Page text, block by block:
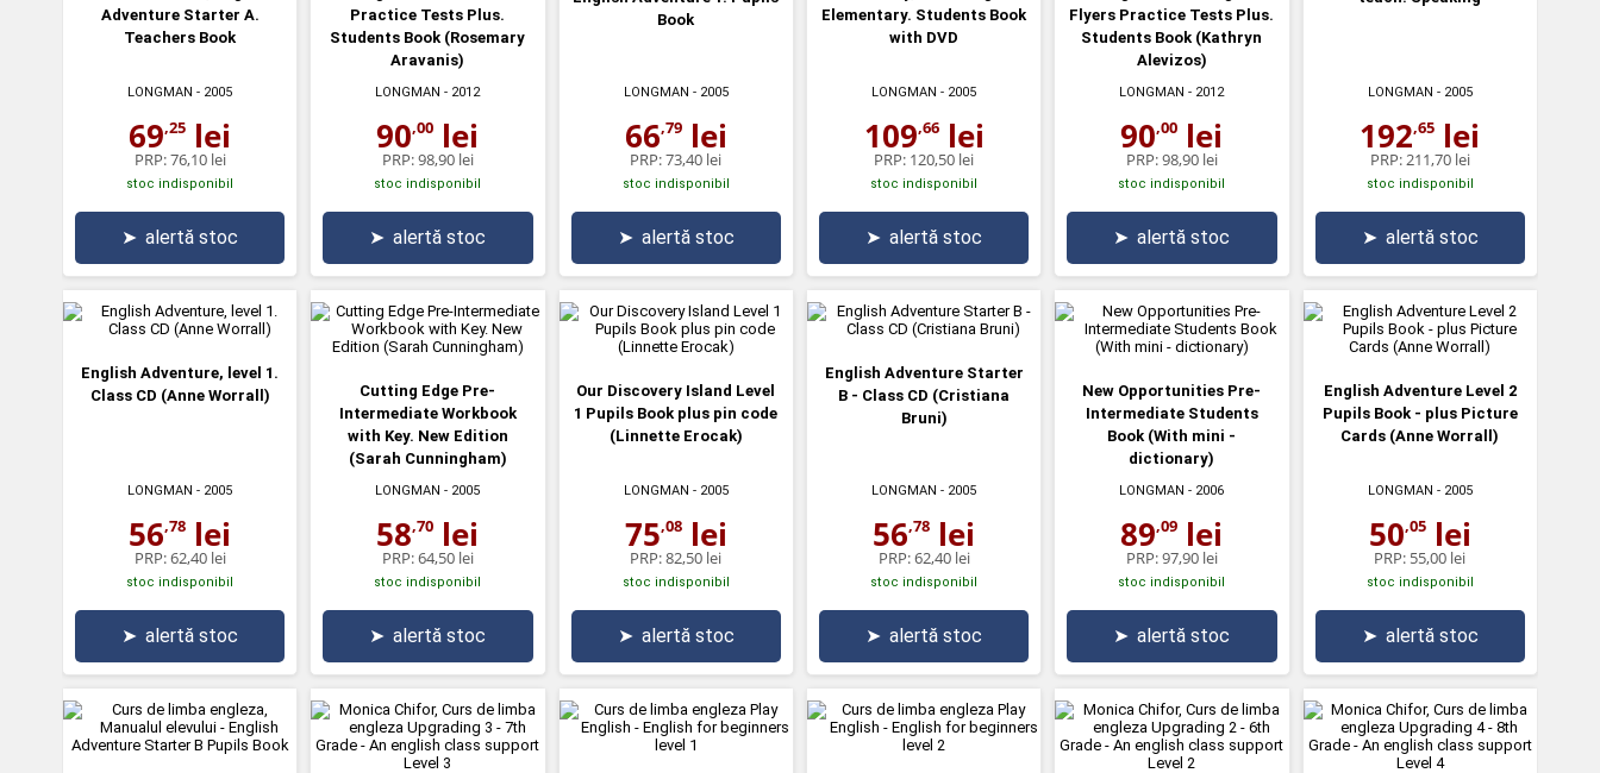
Adventure Starter A.
Teachers Book
LONGMAN - 2005
69,25 lei
PRP:76,10 lei
stoc indisponibil
➤ alertă stoc
Practice Tests Plus.
Students Book (Rosemary
Aravanis)
LONGMAN - 2012
90,00 lei
PRP:98,90 lei
stoc indisponibil
➤ alertă stoc
Book
LONGMAN - 2005
66,79lei
PRP:73,40 lei
stoc indisponibil
➤ alertă stoc
Elementary. Students Book
with DVD
LONGMAN - 2005
109,66lei
PRP: 120,50 lei
stoc indisponibil
➤ alertă stoc
Flyers Practice Tests Plus.
Students Book (Kathryn
Alevizos)
LONGMAN - 2012
90,00 lei
PRP:98,90 lei
stoc indisponibil
➤ alertă stoc
LONGMAN - 2005
192,65 lei
PRP: 211,70 lei
stoc indisponibil
➤ alertă stoc
English Adventure, level 1.
Class CD (Anne Worrall)
LONGMAN - 2005
56,78 lei
PRP:62,40 lei
stoc indisponibil
➤ alertă stoc
Cutting Edge Pre-
Intermediate Workbook
with Key. New Edition
(Sarah Cunningham)
LONGMAN - 2005
58,70 lei
PRP:64,50 lei
stoc indisponibil
➤ alertă stoc
Our Discovery Island Level
1 Pupils Book plus pin code
(Linnette Erocak)
LONGMAN - 2005
75,08lei
PRP:82,50 lei
stoc indisponibil
➤ alertă stoc
English Adventure Starter
B - Class CD (Cristiana
Bruni)
LONGMAN - 2005
56,78 lei
PRP:62,40 lei
stoc indisponibil
➤ alertă stoc
New Opportunities Pre-
Intermediate Students
Book (With mini -
dictionary)
LONGMAN - 2006
89,09 lei
PRP:97,90 lei
stoc indisponibil
➤ alertă stoc
English Adventure Level 2
Pupils Book - plus Picture
Cards (Anne Worrall)
LONGMAN - 2005
50,05lei
PRP: 55,00 lei
stoc indisponibil
➤ alertă stoc